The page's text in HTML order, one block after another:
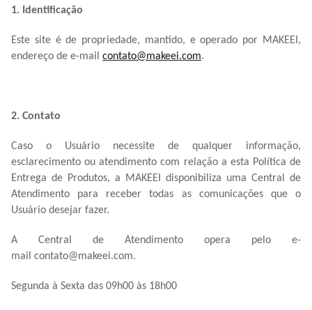
1. Identificação
Este site é de propriedade, mantido, e operado por MAKEEI,
endereço de e-mail contato@makeei.com.
2. Contato
Caso o Usuário necessite de qualquer informação,
esclarecimento ou atendimento com relação a esta Política de
Entrega de Produtos, a MAKEEI disponibiliza uma Central de
Atendimento para receber todas as comunicações que o
Usuário desejar fazer.
A Central de Atendimento opera pelo e-
mail contato@makeei.com.
Segunda à Sexta das 09h00 às 18h00